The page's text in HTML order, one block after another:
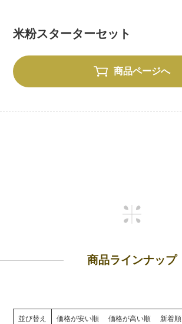
米粉スターターセット
商品ページへ
商品ラインナップ
並び替え 価格が安い順 価格が高い順 新着順